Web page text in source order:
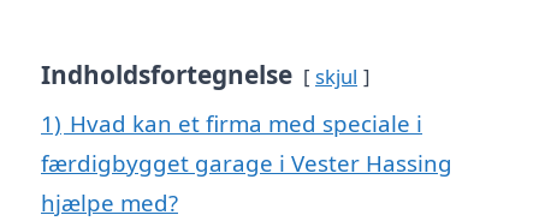
Indholdsfortegnelse skjul
1) Hvad kan et firma med speciale i
færdigbygget garage i Vester Hassing
hjælpe med?